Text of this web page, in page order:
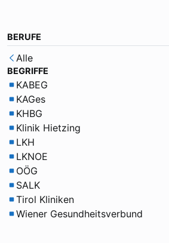
BERUFE
Alle
BEGRIFFE
KABEG
KAGes
KHBG
Klinik Hietzing
LKH
LKNOE
OÖG
SALK
Tirol Kliniken
Wiener Gesundheitsverbund